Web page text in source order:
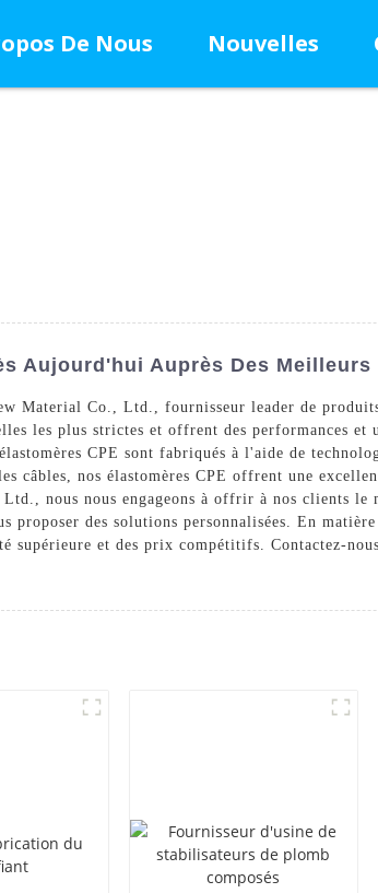
De Nous Nouvelles
Aujourd'hui Auprès Des
Material Co., Ltd., fournisseur leader de
les plus strictes et offrent des performances et
CPE sont fabriqués à l'aide de
nos élastomères CPE offrent une
nous nous engageons à offrir à nos clients
des solutions personnalisées. En
et des prix compétitifs. Contactez-